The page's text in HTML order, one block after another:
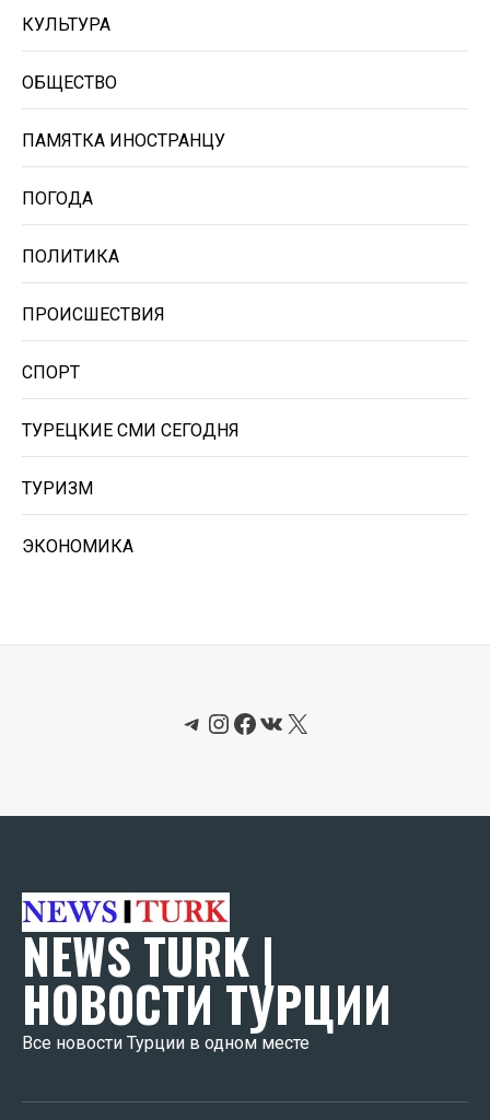
КУЛЬТУРА
ОБЩЕСТВО
ПАМЯТКА ИНОСТРАНЦУ
ПОГОДА
ПОЛИТИКА
ПРОИСШЕСТВИЯ
СПОРТ
ТУРЕЦКИЕ СМИ СЕГОДНЯ
ТУРИЗМ
ЭКОНОМИКА
Telegram
Instagram
Facebook
ВКонтакте
X
NEWS TURK |
НОВОСТИ ТУРЦИИ
Все новости Турции в одном месте